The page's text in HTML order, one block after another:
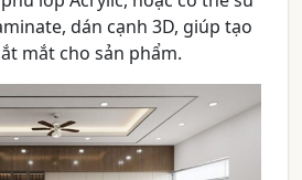
dán cạnh 3D, giúp tạo
mắt cho sản phẩm.